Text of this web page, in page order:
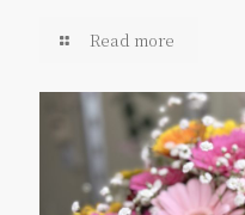
Read more